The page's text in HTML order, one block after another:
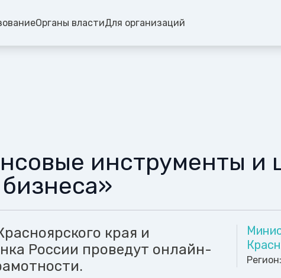
Органы властиДля организаций
инструменты и
края и
России проведут онлайн-
Регион: